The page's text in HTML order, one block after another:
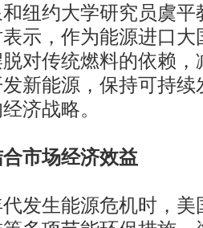
纽约大学研究员虞平
示，作为能源进口大
对传统燃料的依赖，
新能源，保持可持续
济战略。
市场经济效益
生能源危机时，美